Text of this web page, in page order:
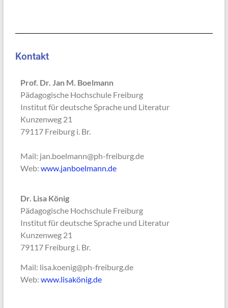
Kontakt
Prof. Dr. Jan M. Boelmann
Pädagogische Hochschule Freiburg
Institut für deutsche Sprache und Literatur
Kunzenweg 21
79117 Freiburg i. Br.
Mail: jan.boelmann@ph-freiburg.de
Web: www.janboelmann.de
Dr. Lisa König
Pädagogische Hochschule Freiburg
Institut für deutsche Sprache und Literatur
Kunzenweg 21
79117 Freiburg i. Br.
Mail: lisa.koenig@ph-freiburg.de
Web: www.lisakönig.de